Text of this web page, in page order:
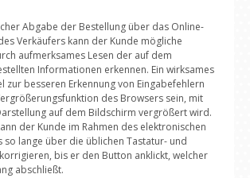
Abgabe der Bestellung über das Online-
Verkäufers kann der Kunde mögliche
aufmerksames Lesen der auf dem
Informationen erkennen. Ein wirksames
zur besseren Erkennung von Eingabefehlern
des Browsers sein, mit
auf dem Bildschirm vergrößert wird.
der Kunde im Rahmen des elektronischen
so lange über die üblichen Tastatur- und
bis er den Button anklickt, welcher
abschließt.